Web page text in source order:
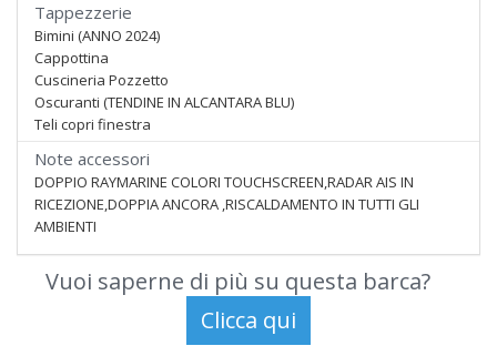
Tappezzerie
Bimini (ANNO 2024)
Cappottina
Cuscineria Pozzetto
Oscuranti (TENDINE IN ALCANTARA BLU)
Teli copri finestra
Note accessori
DOPPIO RAYMARINE COLORI TOUCHSCREEN,RADAR AIS IN
RICEZIONE,DOPPIA ANCORA ,RISCALDAMENTO IN TUTTI GLI
AMBIENTI
Vuoi saperne di più su questa barca?